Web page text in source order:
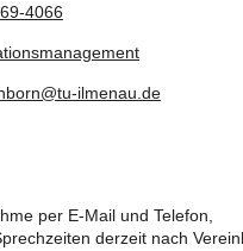
4066
ilmenau.de
per E-Mail und Telefon,
derzeit nach